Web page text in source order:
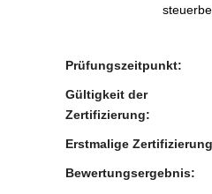
Prüfungszeitpunkt:
Gültigkeit der
Zertifizierung:
Erstmalige
Bewertungsergebnis: